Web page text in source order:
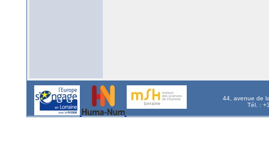
44, avenue de
Tél. :